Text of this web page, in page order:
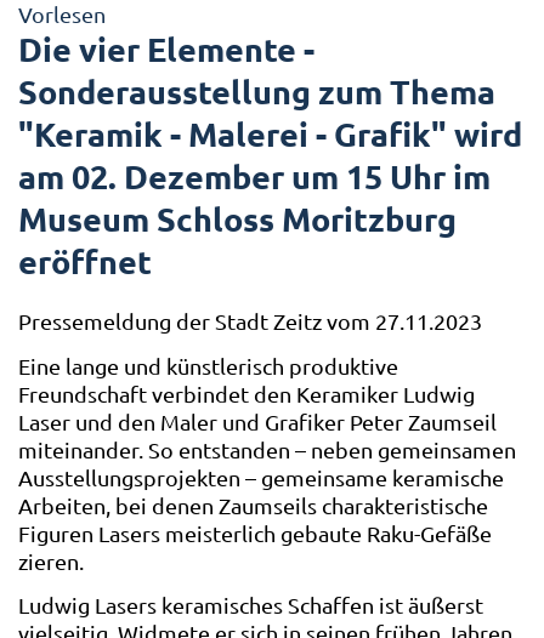
Vorlesen
Die vier Elemente -
Sonderausstellung zum Thema
"Keramik - Malerei - Grafik" wird
am 02. Dezember um 15 Uhr im
Museum Schloss Moritzburg
eröffnet
Pressemeldung der Stadt Zeitz vom 27.11.2023
Eine lange und künstlerisch produktive
Freundschaft verbindet den Keramiker Ludwig
Laser und den Maler und Grafiker Peter Zaumseil
miteinander. So entstanden – neben gemeinsamen
Ausstellungsprojekten – gemeinsame keramische
Arbeiten, bei denen Zaumseils charakteristische
Figuren Lasers meisterlich gebaute Raku-Gefäße
zieren.
Ludwig Lasers keramisches Schaffen ist äußerst
vielseitig. Widmete er sich in seinen frühen Jahren